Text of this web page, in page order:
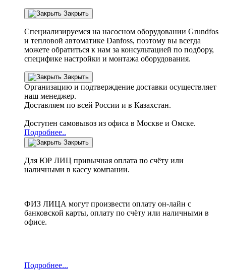
Закрыть
Специализируемся на насосном оборудовании Grundfos
и тепловой автоматике Danfoss, поэтому вы всегда
можете обратиться к нам за консультацией по подбору,
специфике настройки и монтажа оборудования.
Закрыть
Организацию и подтверждение доставки осуществляет
наш менеджер.
Доставляем по всей России и в Казахстан.
Доступен самовывоз из офиса в Москве и Омске.
Подробнее..
Закрыть
Для ЮР ЛИЦ привычная оплата по счёту или
наличными в кассу компании.
ФИЗ ЛИЦА могут произвести оплату он-лайн с
банковской карты, оплату по счёту или наличными в
офисе.
Подробнее...